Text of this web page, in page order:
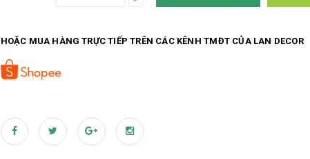
HOẶC MUA HÀNG TRỰC TIẾP TRÊN CÁC KÊNH TMĐT CỦA LAN DECOR